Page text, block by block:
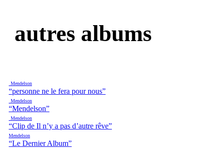
autres albums
Mendelson
“personne ne le fera pour nous”
Mendelson
“Mendelson”
Mendelson
“Clip de Il n’y a pas d’autre rêve”
Mendelson
“Le Dernier Album”